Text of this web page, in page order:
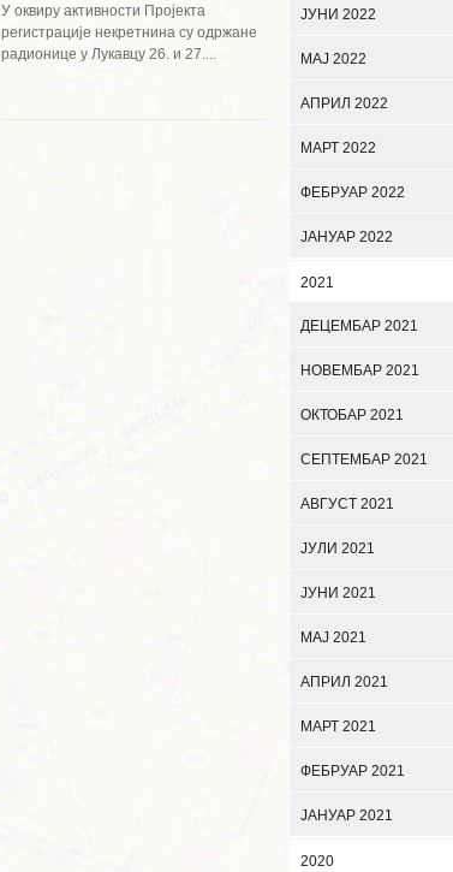
У оквиру активности Пројекта
регистрације некретнина су одржане
радионице у Лукавцу 26. и 27....
ЈУНИ 2022
МАЈ 2022
АПРИЛ 2022
МАРТ 2022
ФЕБРУАР 2022
ЈАНУАР 2022
2021
ДЕЦЕМБАР 2021
НОВЕМБАР 2021
ОКТОБАР 2021
СЕПТЕМБАР 2021
АВГУСТ 2021
ЈУЛИ 2021
ЈУНИ 2021
МАЈ 2021
АПРИЛ 2021
МАРТ 2021
ФЕБРУАР 2021
ЈАНУАР 2021
2020